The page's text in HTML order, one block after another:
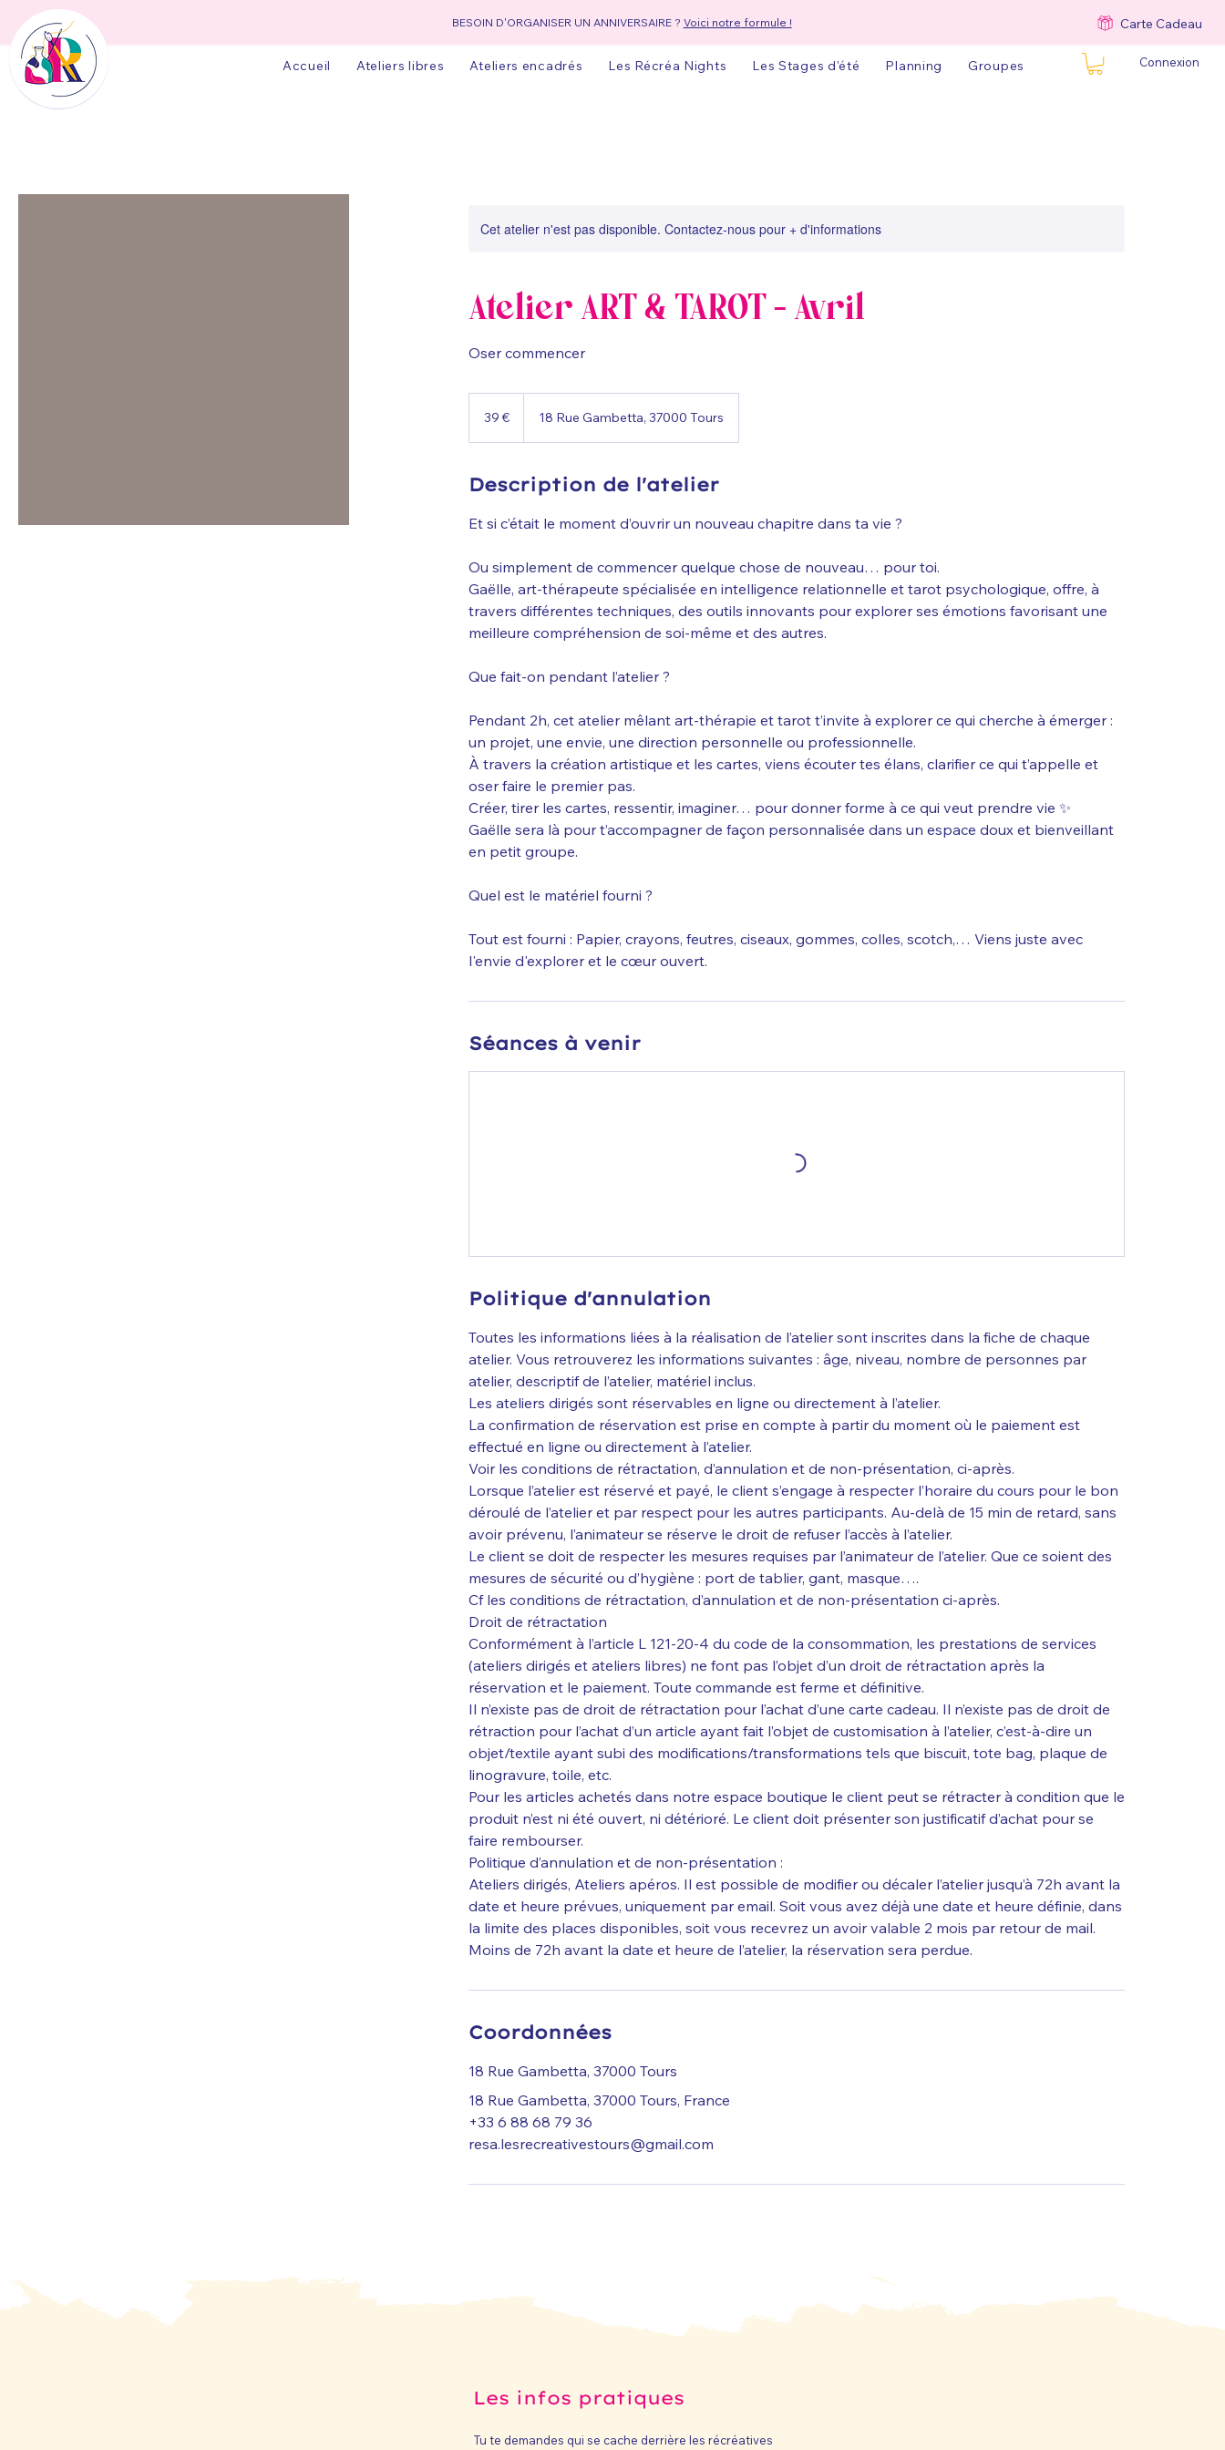
BESOIN D'ORGANISER UN ANNIVERSAIRE ? Voici notre formule ! Carte Cadeau
Accueil Ateliers libres Ateliers encadrés Les Récréa Nights Les Stages d'été Planning Groupes Connexion
Cet atelier n'est pas disponible. Contactez-nous pour + d'informations
Atelier ART & TAROT - Avril
Oser commencer
39 € 18 Rue Gambetta, 37000 Tours
Description de l'atelier
Et si c’était le moment d’ouvrir un nouveau chapitre dans ta vie ?
Ou simplement de commencer quelque chose de nouveau… pour toi.
Gaëlle, art-thérapeute spécialisée en intelligence relationnelle et tarot psychologique, offre, à
travers différentes techniques, des outils innovants pour explorer ses émotions favorisant une
meilleure compréhension de soi-même et des autres.
Que fait-on pendant l’atelier ?
Pendant 2h, cet atelier mêlant art-thérapie et tarot t’invite à explorer ce qui cherche à émerger :
un projet, une envie, une direction personnelle ou professionnelle.
À travers la création artistique et les cartes, viens écouter tes élans, clarifier ce qui t’appelle et
oser faire le premier pas.
Créer, tirer les cartes, ressentir, imaginer… pour donner forme à ce qui veut prendre vie ✨
Gaëlle sera là pour t’accompagner de façon personnalisée dans un espace doux et bienveillant
en petit groupe.
Quel est le matériel fourni ?
Tout est fourni : Papier, crayons, feutres, ciseaux, gommes, colles, scotch,… Viens juste avec
l'envie d'explorer et le cœur ouvert.
Séances à venir
Politique d'annulation
Toutes les informations liées à la réalisation de l’atelier sont inscrites dans la fiche de chaque
atelier. Vous retrouverez les informations suivantes : âge, niveau, nombre de personnes par
atelier, descriptif de l’atelier, matériel inclus.
Les ateliers dirigés sont réservables en ligne ou directement à l’atelier.
La confirmation de réservation est prise en compte à partir du moment où le paiement est
effectué en ligne ou directement à l’atelier.
Voir les conditions de rétractation, d’annulation et de non-présentation, ci-après.
Lorsque l’atelier est réservé et payé, le client s’engage à respecter l’horaire du cours pour le bon
déroulé de l’atelier et par respect pour les autres participants. Au-delà de 15 min de retard, sans
avoir prévenu, l’animateur se réserve le droit de refuser l’accès à l’atelier.
Le client se doit de respecter les mesures requises par l’animateur de l’atelier. Que ce soient des
mesures de sécurité ou d’hygiène : port de tablier, gant, masque….
Cf les conditions de rétractation, d’annulation et de non-présentation ci-après.
Droit de rétractation
Conformément à l’article L 121-20-4 du code de la consommation, les prestations de services
(ateliers dirigés et ateliers libres) ne font pas l’objet d’un droit de rétractation après la
réservation et le paiement. Toute commande est ferme et définitive.
Il n’existe pas de droit de rétractation pour l’achat d’une carte cadeau. Il n’existe pas de droit de
rétraction pour l’achat d’un article ayant fait l’objet de customisation à l’atelier, c’est-à-dire un
objet/textile ayant subi des modifications/transformations tels que biscuit, tote bag, plaque de
linogravure, toile, etc.
Pour les articles achetés dans notre espace boutique le client peut se rétracter à condition que le
produit n’est ni été ouvert, ni détérioré. Le client doit présenter son justificatif d’achat pour se
faire rembourser.
Politique d’annulation et de non-présentation :
Ateliers dirigés, Ateliers apéros. Il est possible de modifier ou décaler l’atelier jusqu’à 72h avant la
date et heure prévues, uniquement par email. Soit vous avez déjà une date et heure définie, dans
la limite des places disponibles, soit vous recevrez un avoir valable 2 mois par retour de mail.
Moins de 72h avant la date et heure de l’atelier, la réservation sera perdue.
Coordonnées
18 Rue Gambetta, 37000 Tours
18 Rue Gambetta, 37000 Tours, France
+33 6 88 68 79 36
resa.lesrecreativestours@gmail.com
Les infos pratiques
Tu te demandes qui se cache derrière les récréatives